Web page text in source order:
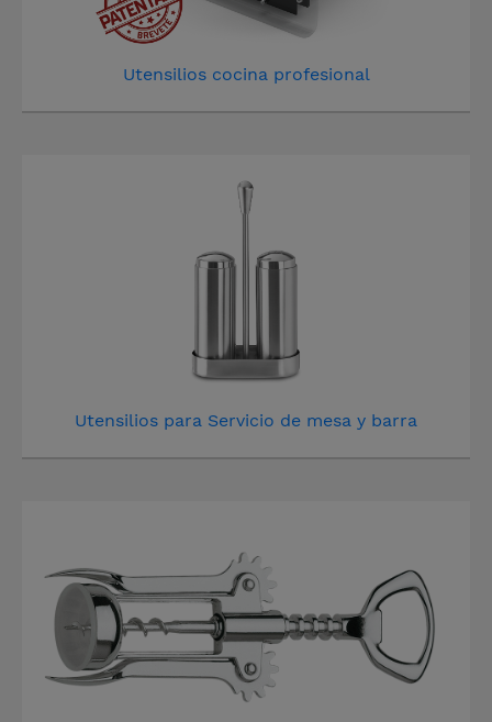
Utensilios cocina profesional
Utensilios para Servicio de mesa y barra